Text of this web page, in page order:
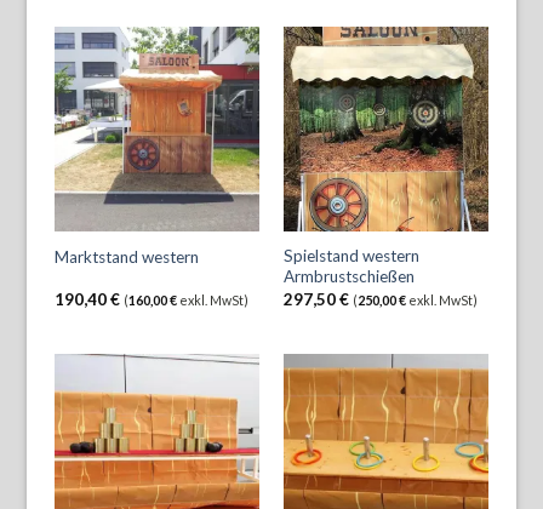
Marktstand western
190,40€ (160,00€ exkl. MwSt)
Spielstand western
Armbrustschießen
297,50€ (250,00€exkl. MwSt)